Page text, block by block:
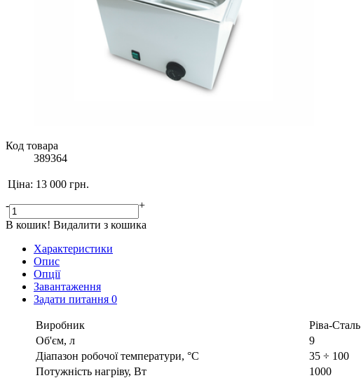
Код товара
389364
Ціна: 13 000 грн.
-
+
В кошик! Видалити з кошика
Характеристики
Опис
Опції
Завантаження
Задати питання 0
Виробник
Ріва-Сталь
Об'єм, л
9
Діапазон робочої температури, °С
35 ÷ 100
Потужність нагріву, Вт
1000